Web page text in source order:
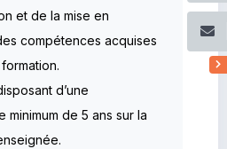
et de la mise en
compétences acquises
d’une
minimum de 5 ans sur la